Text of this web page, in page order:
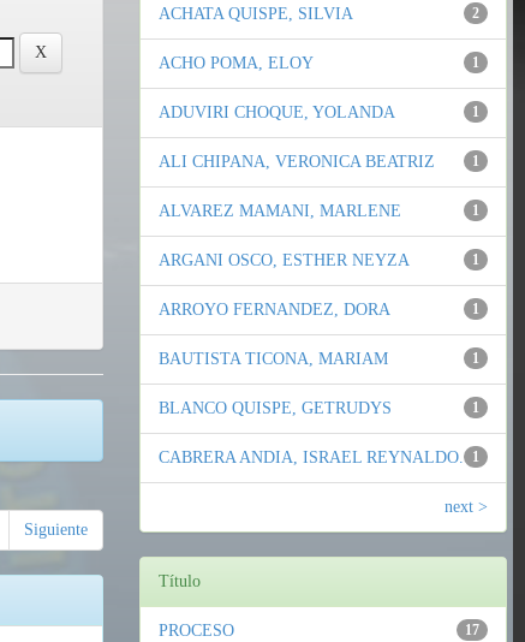
Siguiente
2
ACHATA QUISPE, SILVIA
1
ACHO POMA, ELOY
1
ADUVIRI CHOQUE, YOLANDA
1
ALI CHIPANA, VERONICA BEATRIZ
1
ALVAREZ MAMANI, MARLENE
1
ARGANI OSCO, ESTHER NEYZA
1
ARROYO FERNANDEZ, DORA
1
BAUTISTA TICONA, MARIAM
1
BLANCO QUISPE, GETRUDYS
1
CABRERA ANDIA, ISRAEL REYNALDO.
next >
Título
17
PROCESO